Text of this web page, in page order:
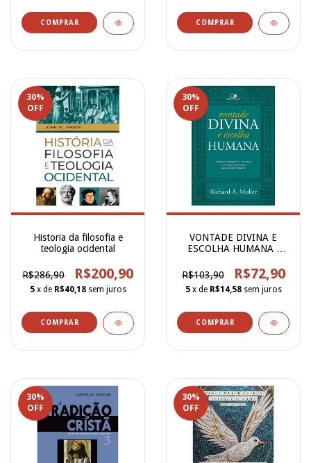
30%
OFF
Historia da filosofia e
teologia ocidental
R$286,90 R$200,90
5 x de R$40,18 sem juros
30%
OFF
VONTADE DIVINA E
ESCOLHA HUMANA -
R$103,90
R$72,90
5 x de R$14,58 sem juros
30%
OFF
30%
OFF